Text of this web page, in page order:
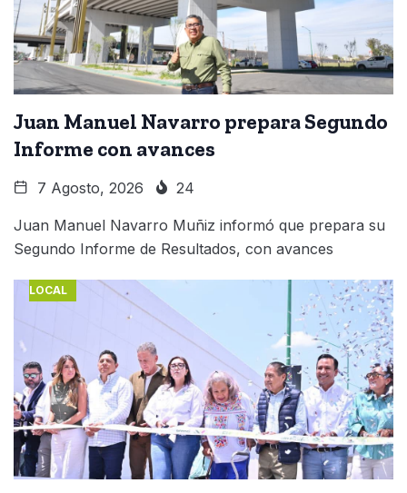
Juan Manuel Navarro prepara Segundo
Informe con avances
7 Agosto, 2026 24
Juan Manuel Navarro Muñiz informó que prepara su
Segundo Informe de Resultados, con avances
LOCAL